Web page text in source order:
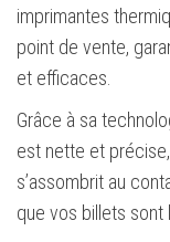
imprimantes
point de vente,
et efficaces.
Grâce à sa
est nette et
s’assombrit au
que vos billets sont